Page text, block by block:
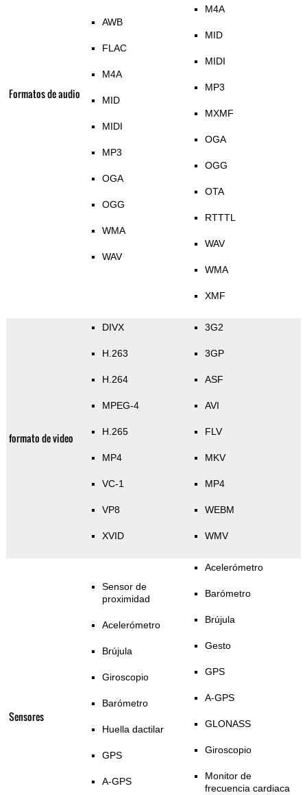
Formatos de audio
AWB
FLAC
M4A
MID
MIDI
MP3
OGA
OGG
WMA
WAV
M4A
MID
MIDI
MP3
MXMF
OGA
OGG
OTA
RTTTL
WAV
WMA
XMF
formato de video
DIVX
H.263
H.264
MPEG-4
H.265
MP4
VC-1
VP8
XVID
3G2
3GP
ASF
AVI
FLV
MKV
MP4
WEBM
WMV
Sensores
Sensor de
proximidad
Acelerómetro
Brújula
Giroscopio
Barómetro
Huella dactilar
GPS
A-GPS
Acelerómetro
Barómetro
Brújula
Gesto
GPS
A-GPS
GLONASS
Giroscopio
Monitor de
frecuencia cardiaca